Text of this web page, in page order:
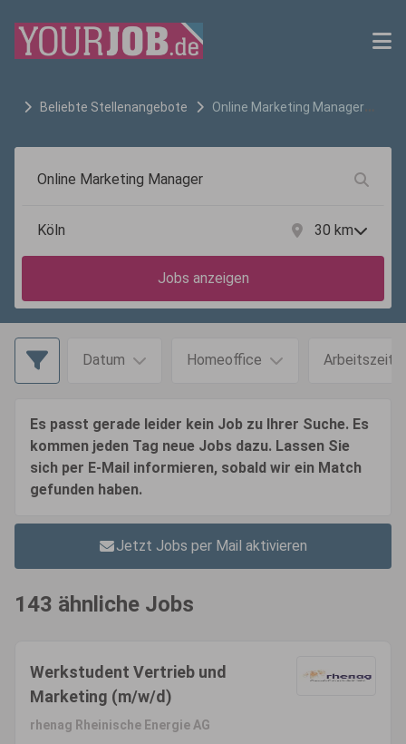
Beliebte Stellenangebote
Online Marketing Manager
30 km
Jobs anzeigen
Datum Homeoffice Arbeitszeit
Es passt gerade leider kein Job zu Ihrer Suche. Es
kommen jeden Tag neue Jobs dazu. Lassen Sie
sich per E-Mail informieren, sobald wir ein Match
gefunden haben.
Jetzt Jobs per Mail aktivieren
143 ähnliche Jobs
Werkstudent Vertrieb und
Marketing (m/w/d)
rhenag Rheinische Energie AG